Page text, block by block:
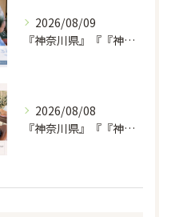
2026/08/09
『神奈川県』『『神奈川県』『綾瀬市』『海老名市』『美容室』
2026/08/08
『神奈川県』『『神奈川県』『綾瀬市』『海老名市』『美容室』